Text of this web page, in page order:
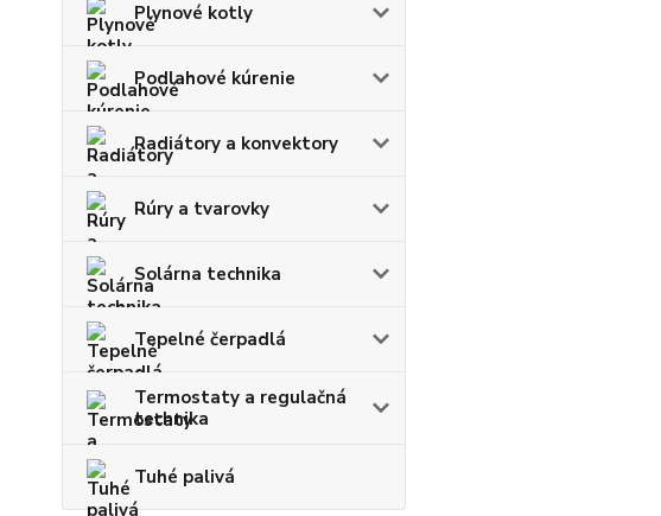
Plynové kotly
Podlahové kúrenie
Radiátory a konvektory
Rúry a tvarovky
Solárna technika
Tepelné čerpadlá
Termostaty a regulačná
technika
Tuhé palivá